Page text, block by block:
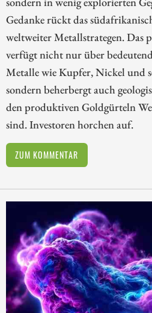
Gedanke rückt das
weltweiter Metallstrategen. Das
verfügt nicht nur über
Metalle wie Kupfer, Nickel und
sondern beherbergt auch
den produktiven Goldgürteln
sind. Investoren horchen auf.
ZUM KOMMENTAR